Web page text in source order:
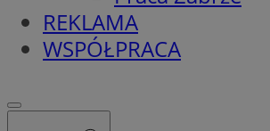
REKLAMA
WSPÓŁPRACA